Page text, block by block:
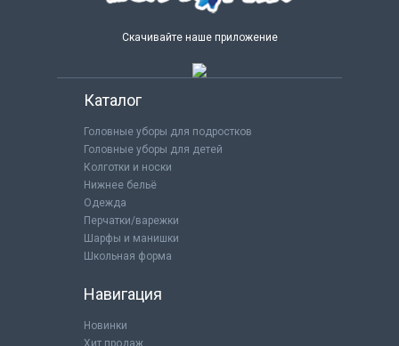
Скачивайте наше приложение
Каталог
Головные уборы для подростков
Головные уборы для детей
Колготки и носки
Нижнее бельё
Одежда
Перчатки/варежки
Шарфы и манишки
Школьная форма
Навигация
Новинки
Хит продаж